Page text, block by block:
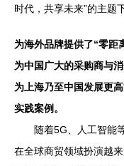
时代，共享未来”的主题
为海外品牌提供了“零距
为中国广大的采购商与
为上海乃至中国发展更
实践案例。
随着5G、人工智能
在全球商贸领域扮演越